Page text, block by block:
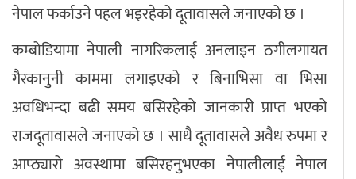
अन्तर्राष्ट्रिय / प्रवास
अन्तरवार्ता संस्कृति साहित्य
ब्लग/रिभ्यु
राशिफल
नेपाल फर्काउने पहल भइरहेको दूतावासले जनाएको छ ।
कम्बोडियामा नेपाली नागरिकलाई अनलाइन ठगीलगायत
गैरकानुनी काममा लगाइएको र बिनाभिसा वा भिसा
अवधिभन्दा बढी समय बसिरहेको जानकारी प्राप्त भएको
राजदूतावासले जनाएको छ । साथै दूतावासले अवैध रुपमा र
आप्ठ्यारो अवस्थामा बसिरहनुभएका नेपालीलाई नेपाल